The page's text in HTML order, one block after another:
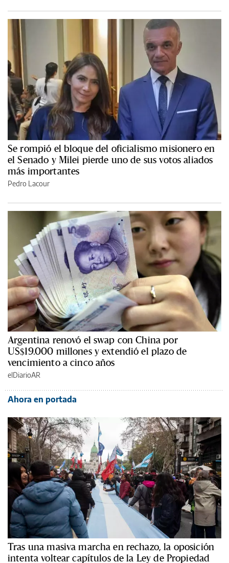
Se rompió el bloque del oficialismo misionero en
el Senado y Milei pierde uno de sus votos aliados
más importantes
Pedro Lacour
Argentina renovó el swap con China por
US$19.000 millones y extendió el plazo de
vencimiento a cinco años
elDiarioAR
Ahora en portada
Tras una masiva marcha en rechazo, la oposición
intenta voltear capítulos de la Ley de Propiedad